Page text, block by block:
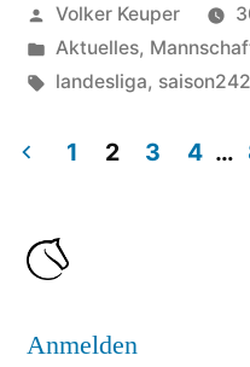
Veröffentlicht
von
Volker Keuper
Veröffentlicht
unter
Aktuelles,
Schlagwörter:
landesliga,
der
1 2 3 4 …
Anmelden